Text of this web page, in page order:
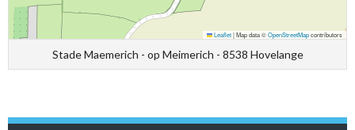
Leaflet|Map data ©OpenStreetMapcontributors
Stade Maemerich - op Meimerich - 8538 Hovelange